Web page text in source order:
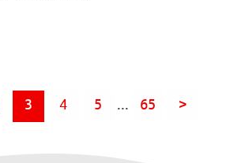
3 4 5 ... 65 >